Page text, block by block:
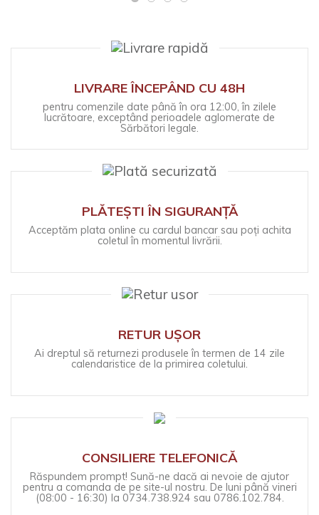
LIVRARE ÎNCEPÂND CU 48H
pentru comenzile date până în ora 12:00, în zilele
lucrătoare, exceptând perioadele aglomerate de
Sărbători legale.
PLĂTEȘTI ÎN SIGURANȚĂ
Acceptăm plata online cu cardul bancar sau poți achita
coletul în momentul livrării.
RETUR UȘOR
Ai dreptul să returnezi produsele în termen de 14 zile
calendaristice de la primirea coletului.
CONSILIERE TELEFONICĂ
Răspundem prompt! Sună-ne dacă ai nevoie de ajutor
pentru a comanda de pe site-ul nostru. De luni până vineri
(08:00 - 16:30) la 0734.738.924 sau 0786.102.784.